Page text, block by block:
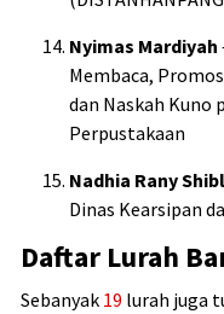
Nyimas Mardiyah
Membaca,
dan Naskah Kuno
Perpustakaan
Nadhia Rany
Dinas Kearsipan
Daftar Lurah
Sebanyak 19 lurah juga